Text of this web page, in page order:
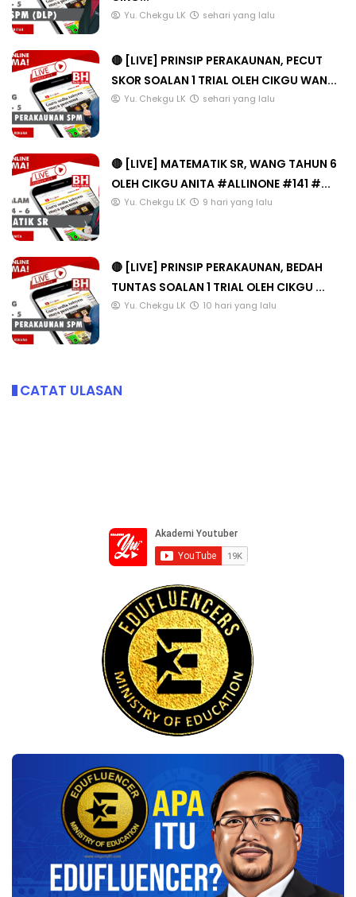
Yu. Chekgu LK sehari yang lalu
🔴 [LIVE] PRINSIP PERAKAUNAN, PECUT
SKOR SOALAN 1 TRIAL OLEH CIKGU WAN...
Yu. Chekgu LK sehari yang lalu
🔴 [LIVE] MATEMATIK SR, WANG TAHUN 6
OLEH CIKGU ANITA #ALLINONE #141 #...
Yu. Chekgu LK 9 hari yang lalu
🔴 [LIVE] PRINSIP PERAKAUNAN, BEDAH
TUNTAS SOALAN 1 TRIAL OLEH CIKGU ...
Yu. Chekgu LK 10 hari yang lalu
CATAT ULASAN